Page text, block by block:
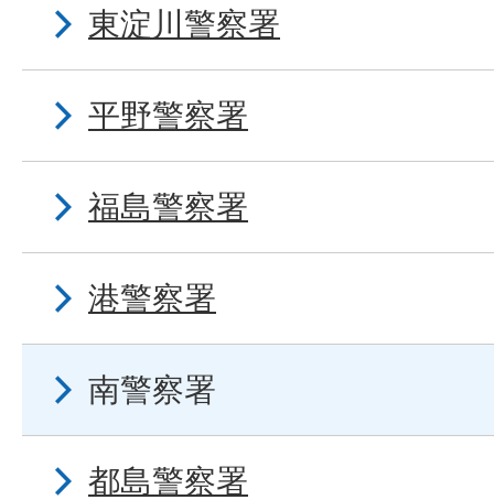
東淀川警察署
平野警察署
福島警察署
港警察署
南警察署
都島警察署